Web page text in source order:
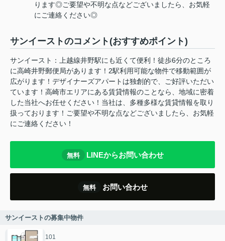
ります◎ご要望や不明な点などございましたら、お気軽
にご連絡ください◎
サンイーストのコメント(おすすめポイント)
サンイースト：上越線井野駅にも近くて便利！徒歩6分のところ
に高崎井野郵便局があります！2駅利用可能な物件で移動範囲が
広がります！デザイナーズアパートは独創的で、ご好評いただい
ています！高崎市エリアにある賃貸情報のことなら、地域に密着
した当社へお任せください！当社は、多種多様な賃貸情報を取り
扱っております！ご要望や不明な点などございましたら、お気軽
にご連絡ください！
無料 LINEからお問い合わせ
無料 お問い合わせ
サンイーストの募集中物件
101